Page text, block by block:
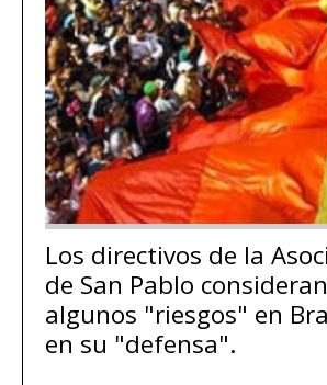
Los directivos de la
de San Pablo
algunos "riesgos" en
en su "defensa".